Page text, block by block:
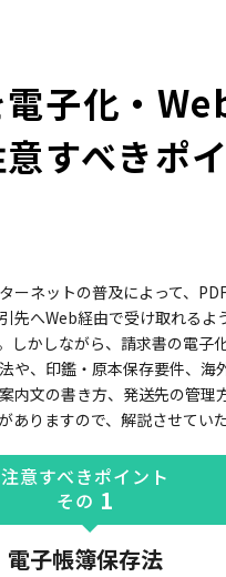
子化・
すべきポ
ーネットの普及によって、
先へWeb経由で受け取れるよ
しかしながら、請求書の電子
や、印鑑・原本保存要件、海
内文の書き方、発送先の管理
ありますので、解説させてい
注意すべきポイント
その 1
電子帳簿保存法